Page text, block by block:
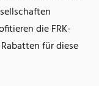
die FRK-
für diese